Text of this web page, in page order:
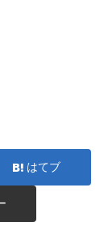
はてブ